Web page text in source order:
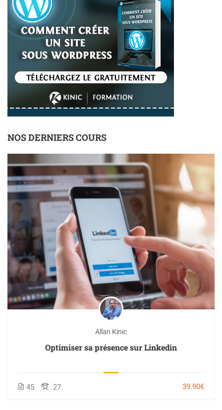
NOS DERNIERS COURS
Allan Kinic
Optimiser sa présence sur Linkedin
45 27 39.90€